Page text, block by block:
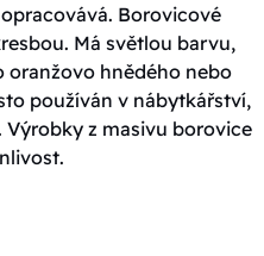
Borovicové
Má světlou barvu,
oranžovo hnědého nebo
používán v nábytkářství,
z masivu borovice